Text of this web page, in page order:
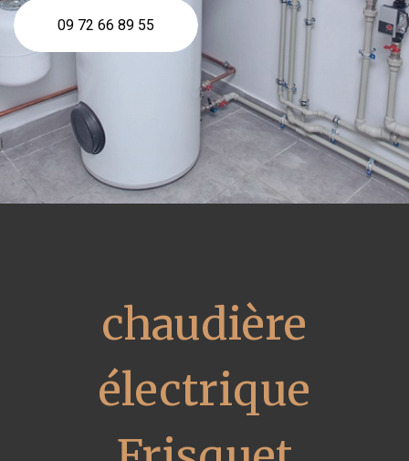
09 72 66 89 55
chaudière
électrique